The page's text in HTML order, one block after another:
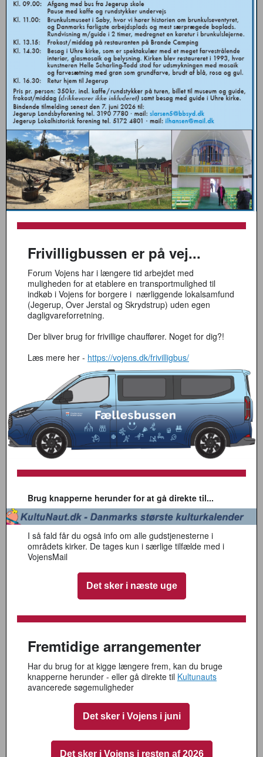
Frivilligbussen er på vej...
Forum Vojens har i længere tid arbejdet med
muligheden for at etablere en transportmulighed til
indkøb i Vojens for borgere i nærliggende lokalsamfund
(Jegerup, Over Jerstal og Skrydstrup) uden egen
dagligvareforretning.
Der bliver brug for frivillige chauffører. Noget for dig?!
Læs mere her - https://vojens.dk/frivilligbus/
Brug knapperne herunder for at gå direkte til...
I så fald får du også info om alle gudstjenesterne i
områdets kirker. De tages kun i særlige tilfælde med i
VojensMail
Det sker i næste uge
Fremtidige arrangementer
Har du brug for at kigge længere frem, kan du bruge
knapperne herunder - eller gå direkte til Kultunauts
avancerede søgemuligheder
Det sker i Vojens i juni
Det sker i Vojens i resten af 2026